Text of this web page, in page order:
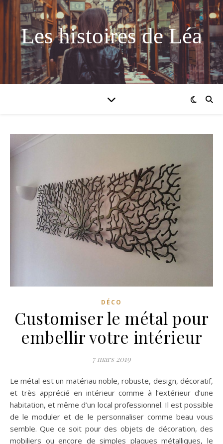
Les histoires de Léa
DÉCO
Customiser le métal pour
embellir votre intérieur
7 mars 2019
Le métal est un matériau noble, robuste, design, décoratif,
et très apprécié en intérieur comme à l’extérieur d’une
habitation, et même d’un local professionnel. Il est possible
de le moduler et de le personnaliser comme beau vous
semble. Que ce soit pour des objets de décoration, des
mobiliers ou encore de simples plaques métalliques, le